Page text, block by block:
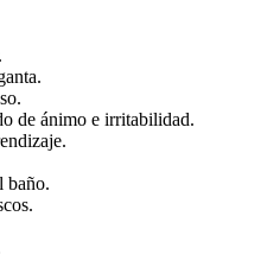
de ánimo e irritabilidad.
baño.